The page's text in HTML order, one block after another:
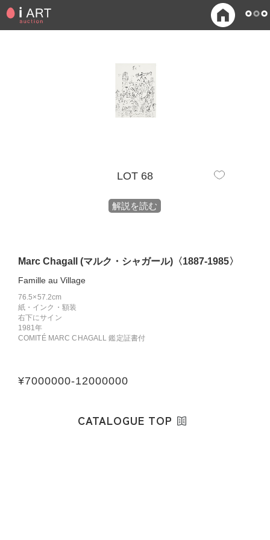
LOT 68
解説を読む
Marc Chagall (マルク・シャガール)〈1887-1985〉
Famille au Village
76.5×57.2cm
紙・インク・額装
右下にサイン
1981年
COMITÉ MARC CHAGALL 鑑定証書付
¥7000000-12000000
CATALOGUE TOP